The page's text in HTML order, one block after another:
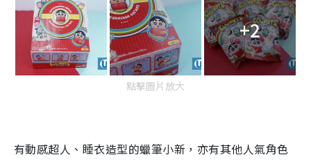
+2
點擊圖片放大
有動感超人、睡衣造型的蠟筆小新，亦有其他人氣角色